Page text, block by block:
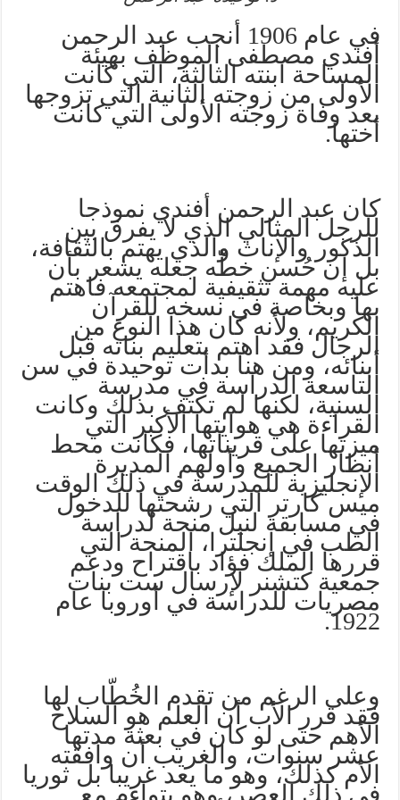
في عام 1906 أنجب عبد الرحمن
أفندي مصطفى الموظف بهيئة
المساحة ابنته الثالثة، التي كانت
الأولى من زوجته الثانية التي تزوجها
بعد وفاة زوجته الأولى التي كانت
أختها.
كان عبد الرحمن أفندي نموذجا
للرجل المثالي الذي لا يفرق بين
الذكور والإناث والذي يهتم بالثقافة،
بل إن حُسن خطّه جعله يشعر بأن
عليه مهمة تثقيفية لمجتمعه فاهتم
بها وبخاصة في نسخه للقرآن
الكريم، ولأنه كان هذا النوع من
الرجال فقد اهتم بتعليم بناته قبل
أبنائه، ومن هنا بدأت توحيدة في سن
التاسعة الدراسة في مدرسة
السنية، لكنها لم تكتف بذلك وكانت
القراءة هي هوايتها الأكبر التي
ميزتها على قريناتها، فكانت محط
أنظار الجميع وأولهم المديرة
الإنجليزية للمدرسة في ذلك الوقت
ميس كارتر التي رشحتها للدخول
في مسابقة لنيل منحة لدراسة
الطب في إنجلترا، المنحة التي
قررها الملك فؤاد باقتراح ودعم
جمعية كتشنر لإرسال ست بنات
مصريات للدراسة في أوروبا عام
1922.
وعلى الرغم من تقدم الخُطّاب لها
فقد قرر الأب أن العلم هو السلاح
الأهم حتى لو كان في بعثة مدتها
عشر سنوات، والغريب أن وافقته
الأم كذلك، وهو ما يعد غريبا بل ثوريا
في ذلك العصر، وهو يتواءم مع